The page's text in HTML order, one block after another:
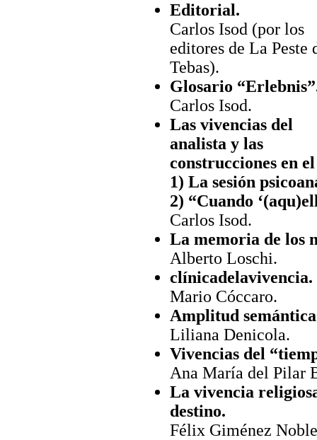
Editorial.
Carlos Isod (por los
editores de La Peste
Tebas).
Glosario
Carlos Isod.
Las vivencias del
analista y las
construcciones en
1) La sesión
2) “Cuando
Carlos Isod.
La memoria de los
Alberto Loschi.
clínicadelavivencia.
Mario Cóccaro.
Amplitud
Liliana Denicola.
Vivencias del
Ana María del Pilar
La vivencia
destino.
Félix Giménez